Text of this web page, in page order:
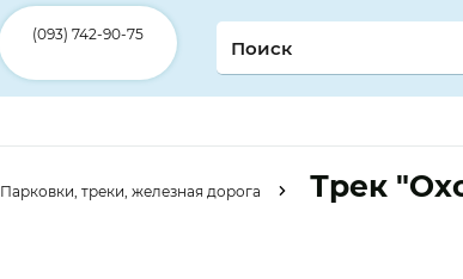
(093) 742-90-75
Парковки, треки, железная дорога
Трек